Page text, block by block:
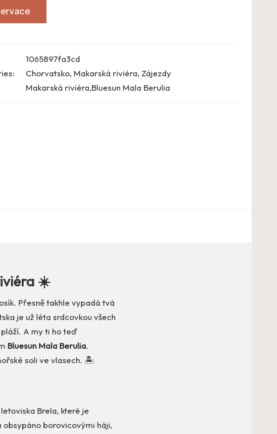
1065897fa3cd
Chorvatsko, Makarská riviéra, Zájezdy
Makarská riviéra,Bluesun Mala Berulia
☀️
Přesně takhle vypadá tvá
je už léta srdcovkou všech
A my ti ho teď
Bluesun Mala Berulia.
soli ve vlasech. 🏝️
Brela, které je
borovicovými háji,